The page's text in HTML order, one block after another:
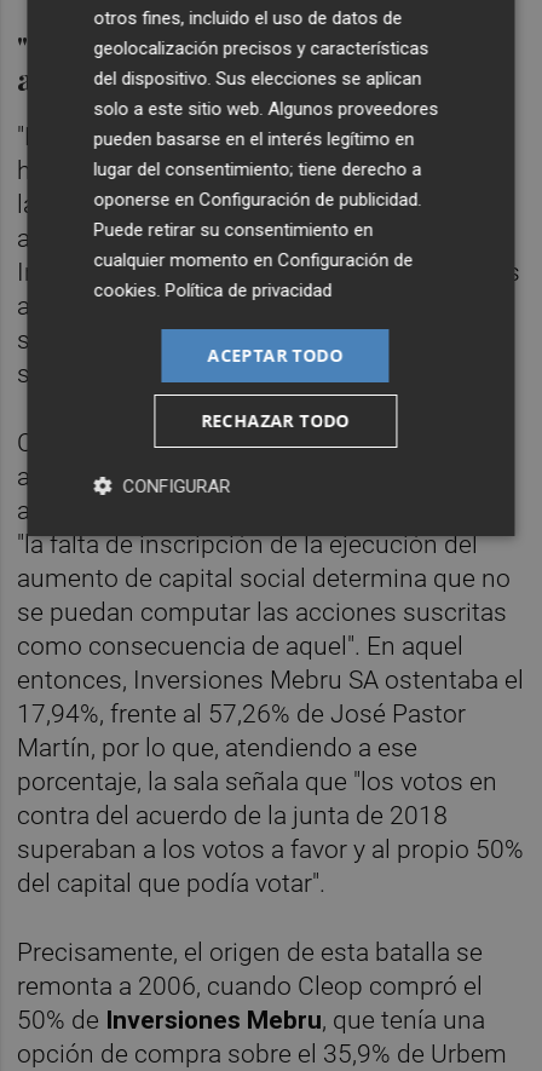
"Mebru no podía hacer uso de esas
acciones"
"No se puede adquirir la condición de socio
hasta el momento en el que la ejecución de
la ampliación de capital social ha tenido
acceso al Registro Mercantil, por lo que
Inversiones Mebru no podía hacer uso de las
acciones que suscribió y compró a otros
suscriptores para conformar la mayoría
social en las Juntas", indica la sentencia.
Como consecuencia, considera que debe
acudirse a la conformación del capital social
anterior a la ampliación de 2006, dado que
"la falta de inscripción de la ejecución del
aumento de capital social determina que no
se puedan computar las acciones suscritas
como consecuencia de aquel". En aquel
entonces, Inversiones Mebru SA ostentaba el
17,94%, frente al 57,26% de José Pastor
Martín, por lo que, atendiendo a ese
porcentaje, la sala señala que "los votos en
contra del acuerdo de la junta de 2018
superaban a los votos a favor y al propio 50%
del capital que podía votar".
Precisamente, el origen de esta batalla se
remonta a 2006, cuando Cleop compró el
50% de Inversiones Mebru, que tenía una
opción de compra sobre el 35,9% de Urbem
otros fines, incluido el uso de datos de
geolocalización precisos y características
del dispositivo. Sus elecciones se aplican
solo a este sitio web. Algunos proveedores
pueden basarse en el interés legítimo en
lugar del consentimiento; tiene derecho a
oponerse enConfiguración de publicidad.
Puede retirar su consentimiento en
cualquier momento enConfiguración de
cookies.Política de privacidad
ACEPTAR TODO
RECHAZAR TODO
CONFIGURAR